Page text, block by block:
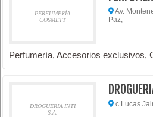
PERFUMERÍA
COSMETT
Av.
Paz,
Perfumería, Accesorios exclusivos,
DROGUERIA INTI
S.A.
c.Lucas